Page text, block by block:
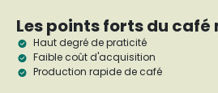
Les points forts du café
Haut degré de praticité
Faible coût d'acquisition
Production rapide de café